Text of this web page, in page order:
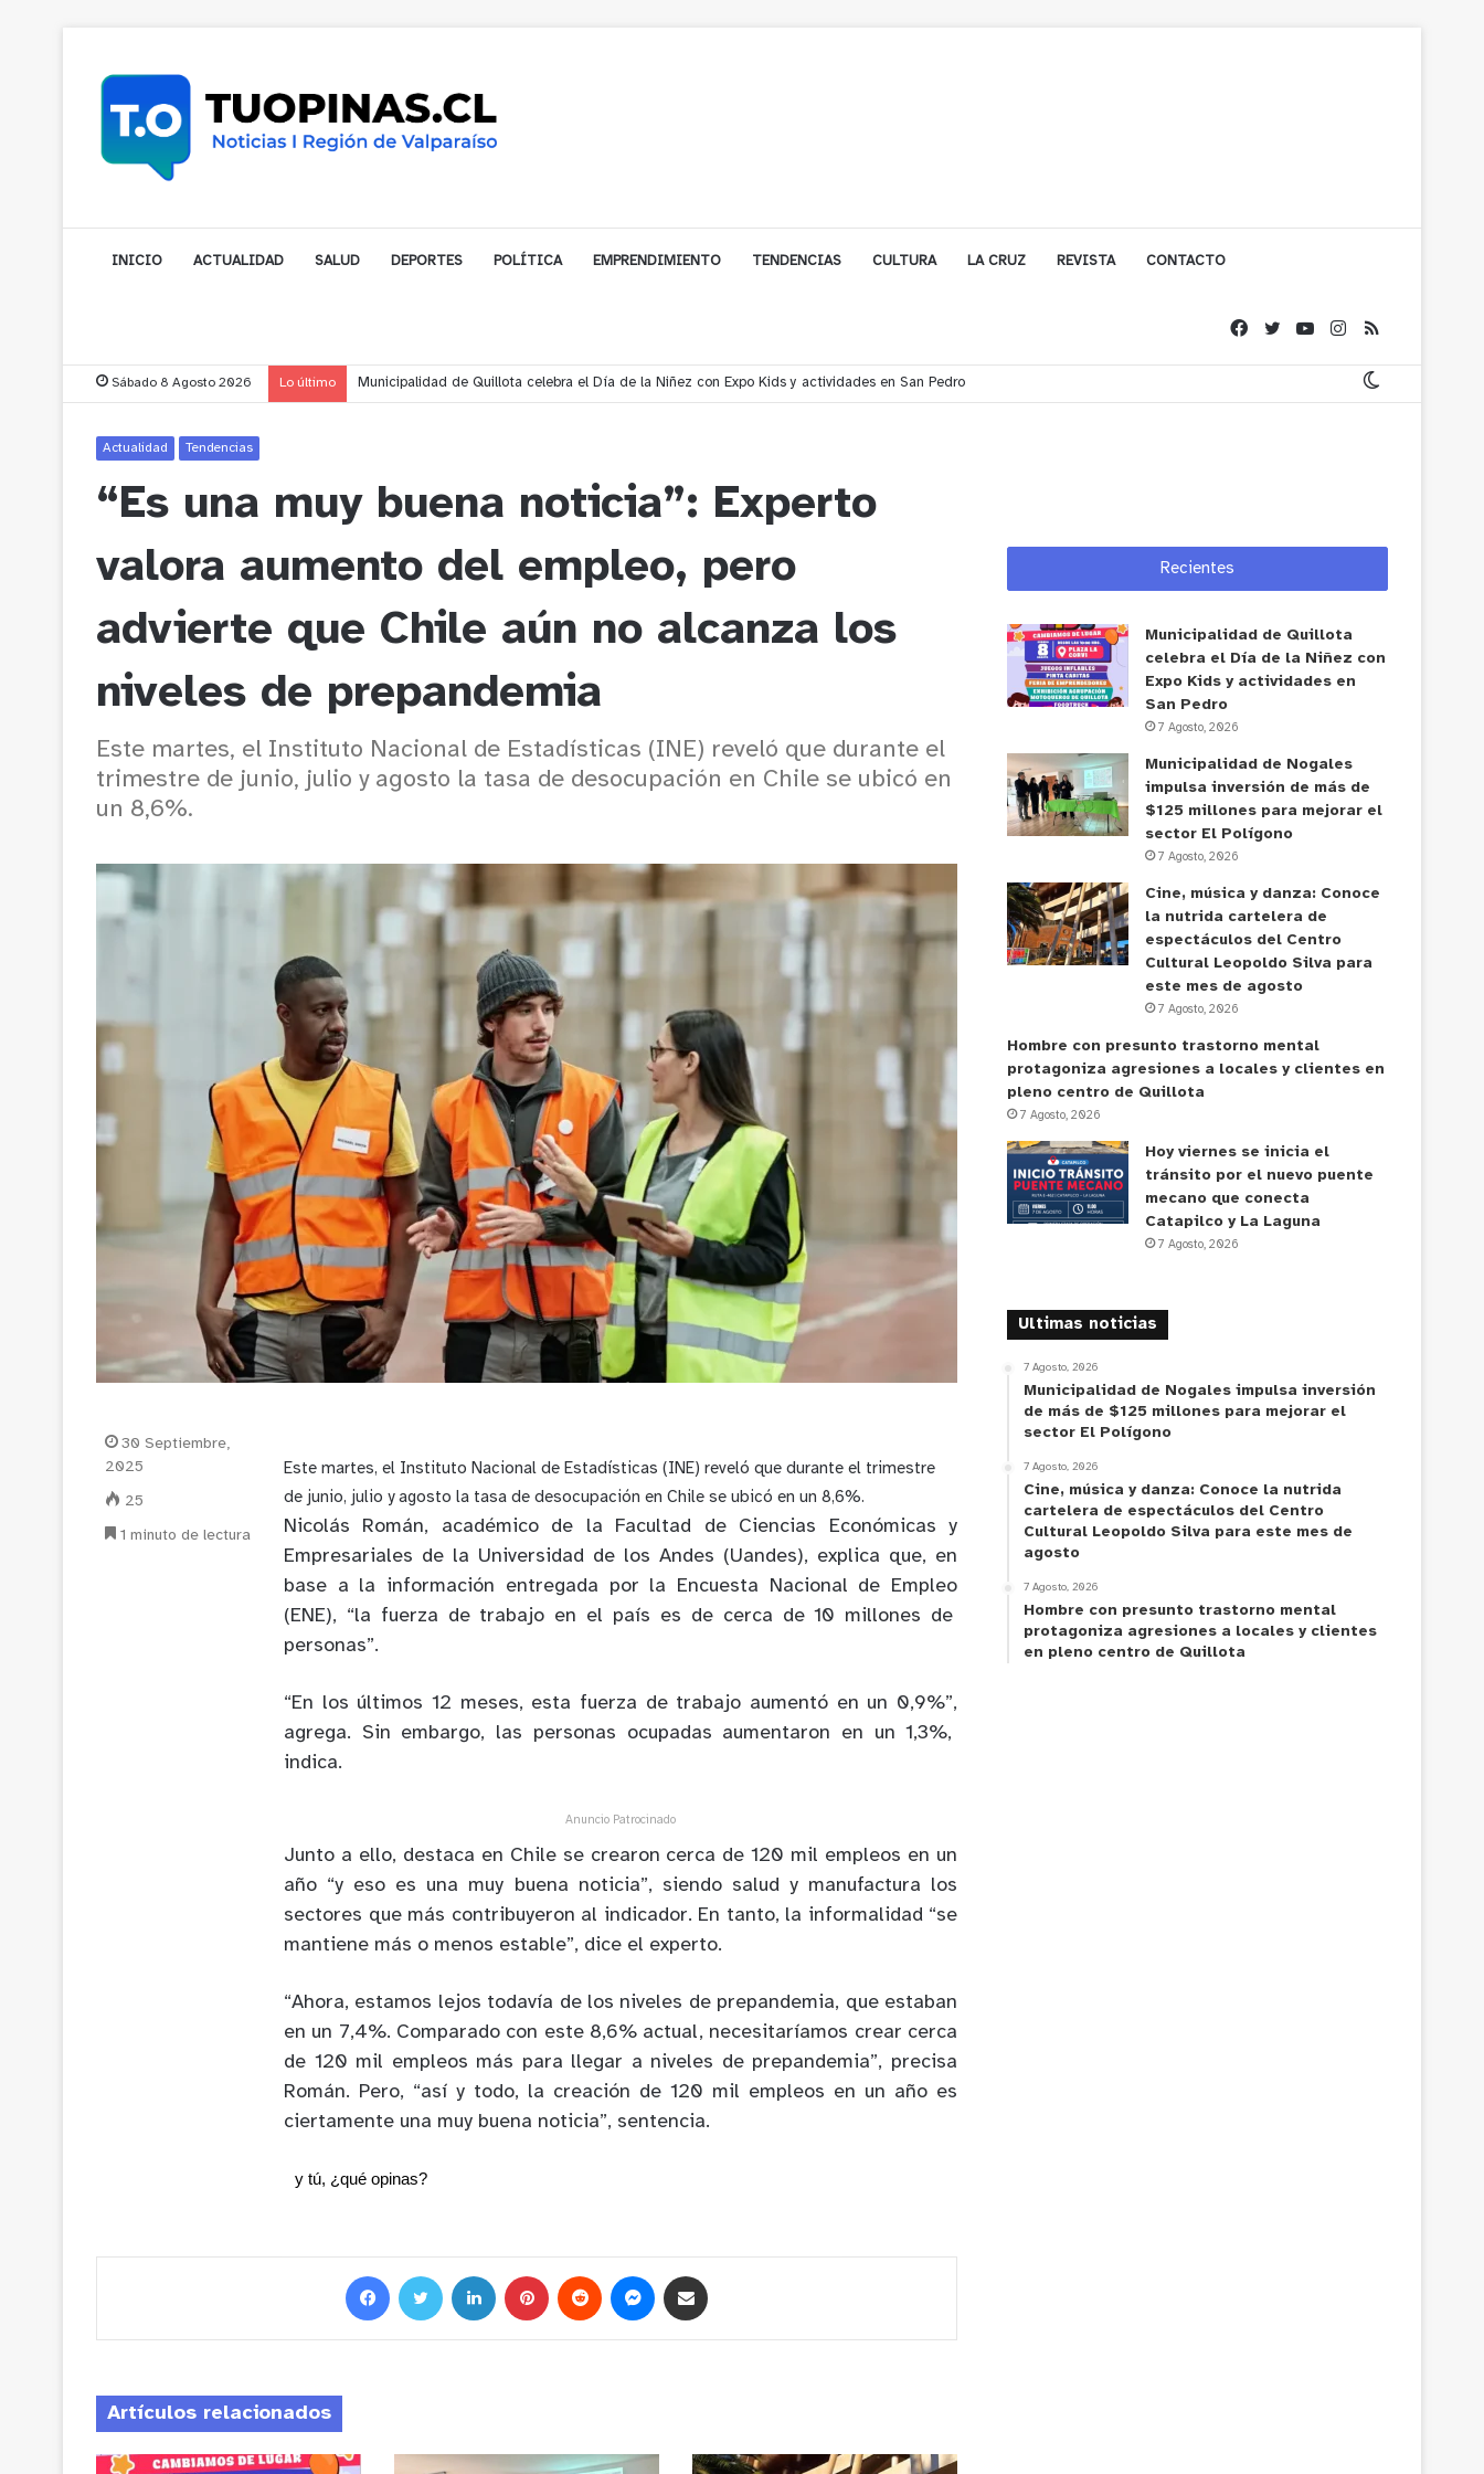
INICIO ACTUALIDAD SALUD DEPORTES POLÍTICA EMPRENDIMIENTO TENDENCIAS CULTURA LA CRUZ REVISTA CONTACTO
Sábado 8 Agosto 2026 Lo último Municipalidad de Nogales impulsa inversión de más de $125 millones para mejorar el sector El Polígono
Actualidad Tendencias
“Es una muy buena noticia”: Experto
valora aumento del empleo, pero
advierte que Chile aún no alcanza los
niveles de prepandemia
Este martes, el Instituto Nacional de Estadísticas (INE) reveló que durante el
trimestre de junio, julio y agosto la tasa de desocupación en Chile se ubicó en
un 8,6%.
Este martes, el Instituto Nacional de Estadísticas (INE) reveló que durante el trimestre
de junio, julio y agosto la tasa de desocupación en Chile se ubicó en un 8,6%.
Nicolás Román, académico de la Facultad de Ciencias Económicas y
Empresariales de la Universidad de los Andes (Uandes), explica que, en
base a la información entregada por la Encuesta Nacional de Empleo
(ENE), “la fuerza de trabajo en el país es de cerca de 10 millones de
personas”.
“En los últimos 12 meses, esta fuerza de trabajo aumentó en un 0,9%”,
agrega. Sin embargo, las personas ocupadas aumentaron en un 1,3%,
indica.
Anuncio Patrocinado
Junto a ello, destaca en Chile se crearon cerca de 120 mil empleos en un
año “y eso es una muy buena noticia”, siendo salud y manufactura los
sectores que más contribuyeron al indicador. En tanto, la informalidad “se
mantiene más o menos estable”, dice el experto.
“Ahora, estamos lejos todavía de los niveles de prepandemia, que estaban
en un 7,4%. Comparado con este 8,6% actual, necesitaríamos crear cerca
de 120 mil empleos más para llegar a niveles de prepandemia”, precisa
Román. Pero, “así y todo, la creación de 120 mil empleos en un año es
ciertamente una muy buena noticia”, sentencia.
y tú, ¿qué opinas?
30 Septiembre,
2025
25
1 minuto de lectura
Artículos relacionados
Recientes
Municipalidad de Quillota
celebra el Día de la Niñez con
Expo Kids y actividades en
San Pedro
7 Agosto, 2026
Municipalidad de Nogales
impulsa inversión de más de
$125 millones para mejorar el
sector El Polígono
7 Agosto, 2026
Cine, música y danza: Conoce
la nutrida cartelera de
espectáculos del Centro
Cultural Leopoldo Silva para
este mes de agosto
7 Agosto, 2026
Hombre con presunto trastorno mental
protagoniza agresiones a locales y clientes en
pleno centro de Quillota
7 Agosto, 2026
Hoy viernes se inicia el
tránsito por el nuevo puente
mecano que conecta
Catapilco y La Laguna
7 Agosto, 2026
Ultimas noticias
7 Agosto, 2026
Municipalidad de Nogales impulsa inversión
de más de $125 millones para mejorar el
sector El Polígono
7 Agosto, 2026
Cine, música y danza: Conoce la nutrida
cartelera de espectáculos del Centro
Cultural Leopoldo Silva para este mes de
agosto
7 Agosto, 2026
Hombre con presunto trastorno mental
protagoniza agresiones a locales y clientes
en pleno centro de Quillota